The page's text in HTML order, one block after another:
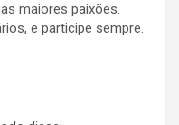
maiores paixões.
e participe sempre.